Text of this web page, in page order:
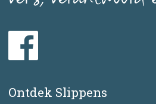
Ontdek Slippens